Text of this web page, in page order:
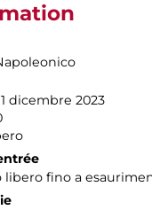
dicembre 2023
libero fino a